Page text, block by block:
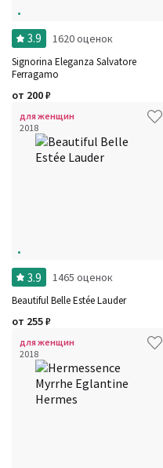
Сбросить
Сбросить
3.9 1620 оценок
Signorina Eleganza Salvatore
Ferragamo
от 200₽
для женщин
2018
3.9 1465 оценок
Beautiful Belle Estée Lauder
от 255₽
для женщин
2018